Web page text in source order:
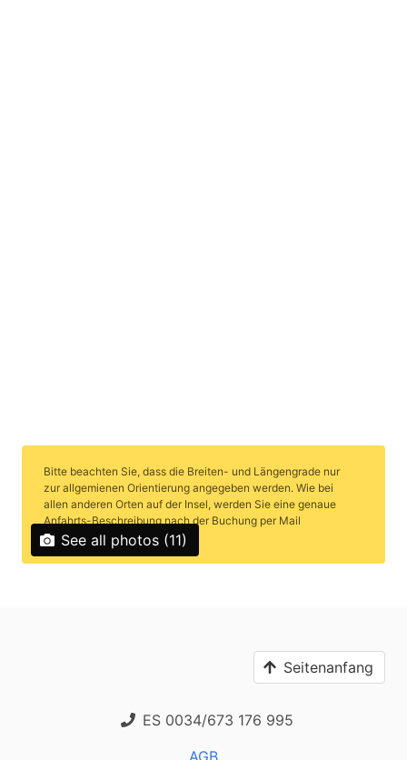
See all photos (11)
Bitte beachten Sie, dass die Breiten- und Längengrade nur
zur allgemienen Orientierung angegeben werden. Wie bei
allen anderen Orten auf der Insel, werden Sie eine genaue
Anfahrts-Beschreibung nach der Buchung per Mail
bekommen. Vielen Dank!
Seitenanfang
ES 0034/673 176 995
AGB